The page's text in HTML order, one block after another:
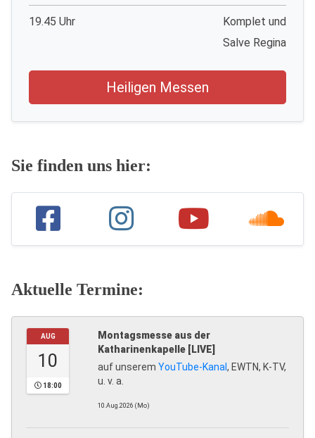
19.45 Uhr
Komplet und
Salve Regina
Heiligen Messen
Sie finden uns hier:
Aktuelle Termine:
AUG
10
18:00
Montagsmesse aus der
Katharinenkapelle [LIVE]
auf unserem YouTube-Kanal, EWTN, K-TV,
u. v. a.
10.Aug.2026 (Mo)